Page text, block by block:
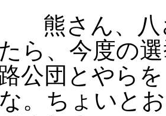
さん、八さ
ら、今度の
公団とやら
。ちょいと